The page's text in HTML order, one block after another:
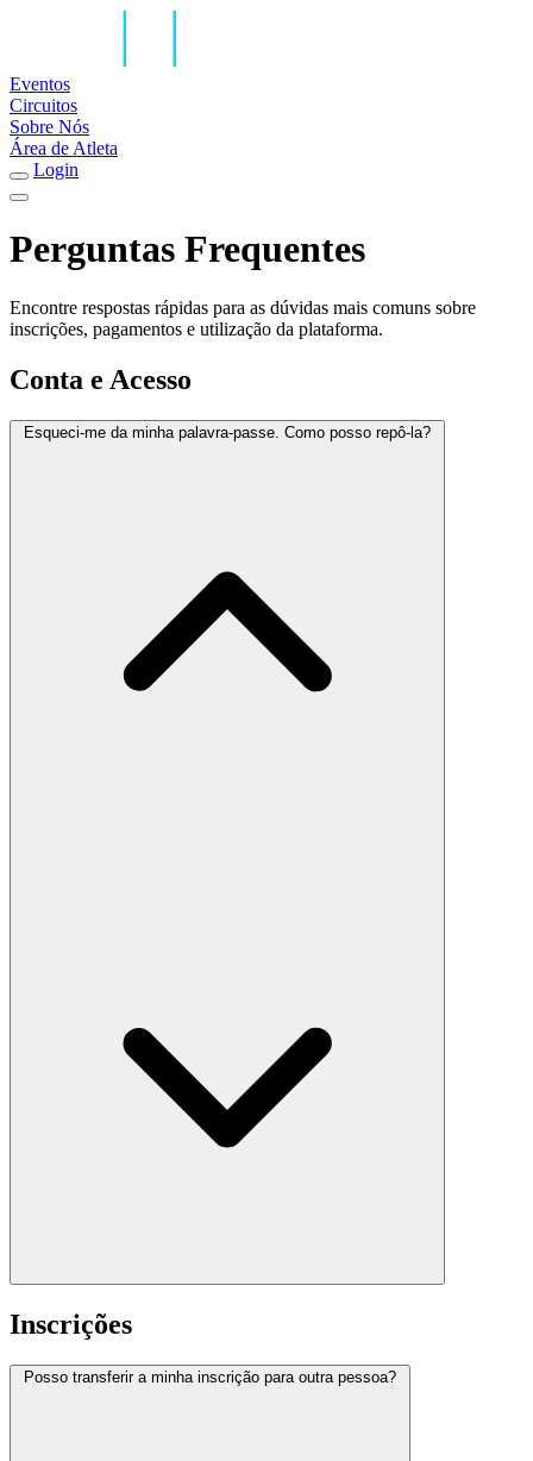
Eventos
Circuitos
Sobre Nós
Área de Atleta
Login
Perguntas Frequentes
Encontre respostas rápidas para as dúvidas mais comuns sobre
inscrições, pagamentos e utilização da plataforma.
Conta e Acesso
Esqueci-me da minha palavra-passe. Como posso repô-la?
Inscrições
Posso transferir a minha inscrição para outra pessoa?